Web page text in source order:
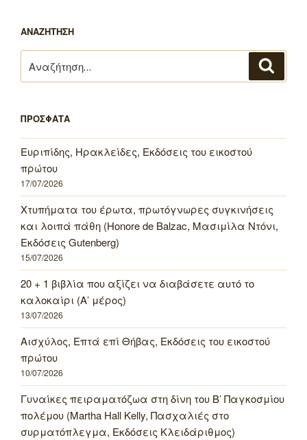
ΑΝΑΖΗΤΗΣΗ
για:
ΠΡΟΣΦΑΤΑ
Ευριπίδης, Ηρακλείδες, Εκδόσεις του εικοστού
πρώτου
17/07/2026
Χτυπήματα του έρωτα, πρωτόγνωρες συγκινήσεις
και λοιπά πάθη (Honore de Balzac, Μασιμίλα Ντόνι,
Εκδόσεις Gutenberg)
15/07/2026
20 + 1 βιβλία που αξίζει να διαβάσετε αυτό το
καλοκαίρι (Α’ μέρος)
13/07/2026
Αισχύλος, Επτά επί Θήβας, Εκδόσεις του εικοστού
πρώτου
10/07/2026
Γυναίκες πειραματόζωα στη δίνη του Β’ Παγκοσμίου
πολέμου (Martha Hall Kelly, Πασχαλιές στο
συρματόπλεγμα, Εκδόσεις Κλειδάριθμος)